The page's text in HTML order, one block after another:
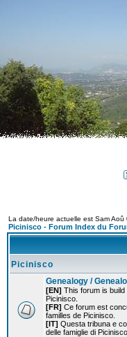
La date/heure actuelle est Sam
Picinisco - Forum Index du
Picinisco
Genealogy /
[EN] This forum is
Picinisco.
[FR] Ce forum est
familles de Picinisco.
[IT] Questa tribuna e
delle famiglie di Picinisco.